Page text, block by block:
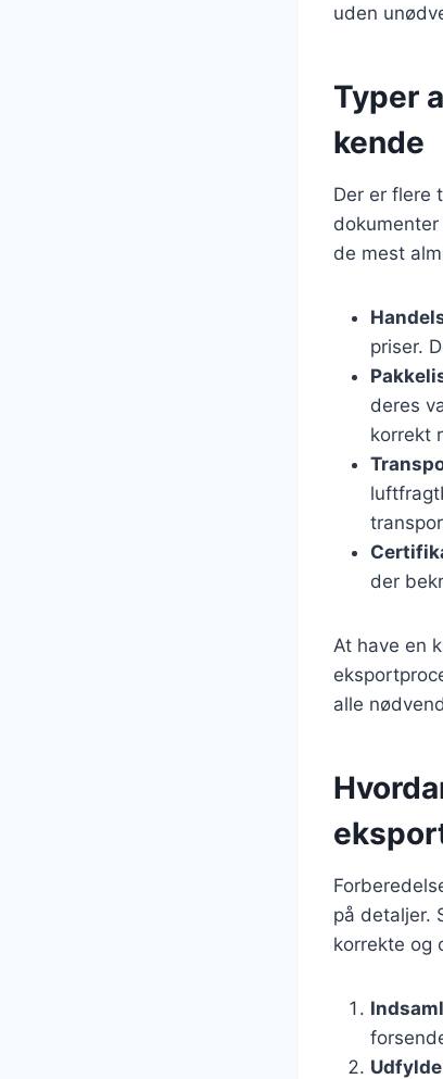
uden
Typer
kende
Der er flere
de mest
priser.
deres
korrekt
der
At have en
alle
på detaljer.
korrekte og